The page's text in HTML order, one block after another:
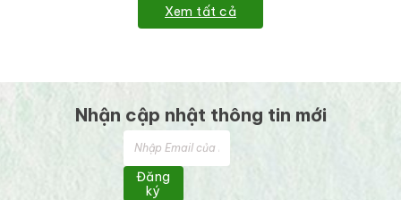
Xem tất cả
Nhận cập nhật thông tin mới
Đăng
ký